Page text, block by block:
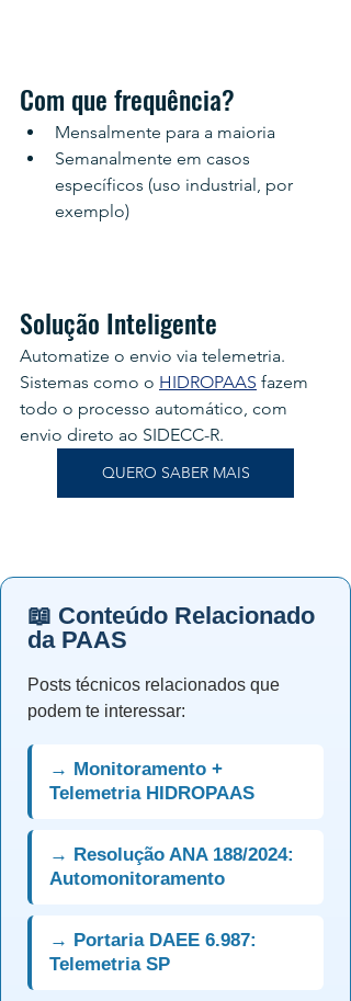
Com que frequência?
Mensalmente para a maioria
Semanalmente em casos
específicos (uso industrial, por
exemplo)
Solução Inteligente
Automatize o envio via telemetria.
Sistemas como o HIDROPAAS fazem
todo o processo automático, com
envio direto ao SIDECC-R.
QUERO SABER MAIS
📖 Conteúdo Relacionado
da PAAS
Posts técnicos relacionados que
podem te interessar:
→ Monitoramento +
Telemetria HIDROPAAS
→ Resolução ANA 188/2024:
Automonitoramento
→ Portaria DAEE 6.987:
Telemetria SP